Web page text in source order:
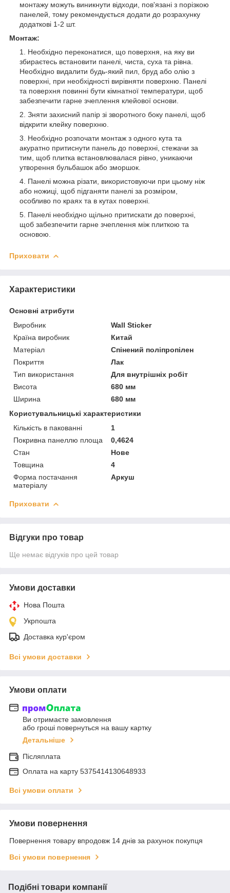
монтажу можуть виникнути відходи, пов'язані з порізкою
панелей, тому рекомендується додати до розрахунку
додаткові 1-2 шт.
Монтаж:
Необхідно переконатися, що поверхня, на яку ви
збираєтесь встановити панелі, чиста, суха та рівна.
Необхідно видалити будь-який пил, бруд або олію з
поверхні, при необхідності вирівняти поверхню. Панелі
та поверхня повинні бути кімнатної температури, щоб
забезпечити гарне зчеплення клейової основи.
Зняти захисний папір зі зворотного боку панелі, щоб
відкрити клейку поверхню.
Необхідно розпочати монтаж з одного кута та
акуратно притиснути панель до поверхні, стежачи за
тим, щоб плитка встановлювалася рівно, уникаючи
утворення бульбашок або зморшок.
Панелі можна різати, використовуючи при цьому ніж
або ножиці, щоб підганяти панелі за розміром,
особливо по краях та в кутах поверхні.
Панелі необхідно щільно притискати до поверхні,
щоб забезпечити гарне зчеплення між плиткою та
основою.
Приховати
Характеристики
Основні атрибути
Виробник
Wall Sticker
Країна виробник
Китай
Матеріал
Спінений поліпропілен
Покриття
Лак
Тип використання
Для внутрішніх робіт
Висота
680 мм
Ширина
680 мм
Користувальницькі характеристики
Кількість в пакованні
1
Покривна панеллю площа
0,4624
Стан
Нове
Товщина
4
Форма постачання
матеріалу
Аркуш
Приховати
Відгуки про товар
Ще немає відгуків про цей товар
Умови доставки
Нова Пошта
Укрпошта
Доставка кур'єром
Всі умови доставки
Умови оплати
Ви отримаєте замовлення
або гроші повернуться на вашу картку
Детальніше
Післяплата
Оплата на карту 5375414130648933
Всі умови оплати
Умови повернення
Повернення товару впродовж 14 днів за рахунок покупця
Всі умови повернення
Подібні товари компанії